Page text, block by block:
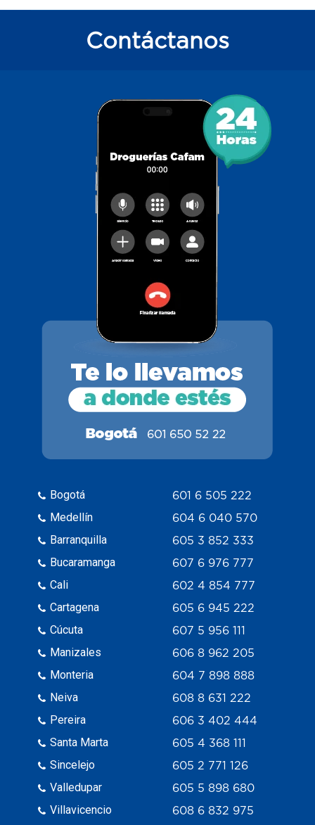
Contáctanos
Bogotá
Medellín
Barranquilla
Bucaramanga
Cali
Cartagena
Cúcuta
Manizales
Monteria
Neiva
Pereira
Santa Marta
Sincelejo
Valledupar
Villavicencio
601 6 505 222
604 6 040 570
605 3 852 333
607 6 976 777
602 4 854 777
605 6 945 222
607 5 956 111
606 8 962 205
604 7 898 888
608 8 631 222
606 3 402 444
605 4 368 111
605 2 771 126
605 5 898 680
608 6 832 975